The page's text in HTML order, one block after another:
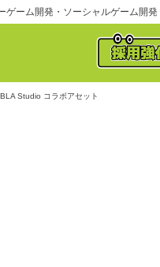
ゲーム開発・ソーシャルゲーム開
Studio コラボアセット